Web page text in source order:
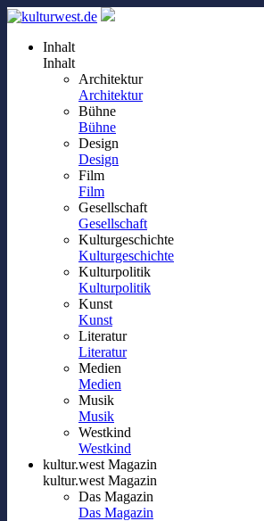
Inhalt
Inhalt
Architektur
Architektur
Bühne
Bühne
Design
Design
Film
Film
Gesellschaft
Gesellschaft
Kulturgeschichte
Kulturgeschichte
Kulturpolitik
Kulturpolitik
Kunst
Kunst
Literatur
Literatur
Medien
Medien
Musik
Musik
Westkind
Westkind
kultur.west Magazin
kultur.west Magazin
Das Magazin
Das Magazin